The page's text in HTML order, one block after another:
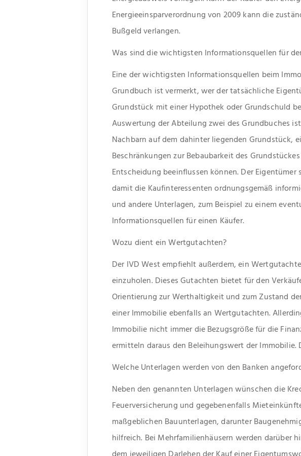
Energieeinsparverordnung von 2009 kann die
Bußgeld verlangen.
Was sind die wichtigsten Informationsquellen für
Eine der wichtigsten Informationsquellen beim
Grundbuch ist vermerkt, wer der tatsächliche
Grundstück mit einer Hypothek oder Grundschuld
Auswertung der Abteilung zwei des Grundbuches
Nachbarn auf dem dahinter liegenden Grundstück,
Beschränkungen zur Bebaubarkeit des
Entscheidung beeinflussen können. Der
damit die Kaufinteressenten ordnungsgemäß
und andere Unterlagen, zum Beispiel zu einem
Informationsquellen für einen Käufer.
Wozu dient ein Wertgutachten?
Der IVD West empfiehlt außerdem, ein
einzuholen. Dieses Gutachten bietet für den
Orientierung zur Werthaltigkeit und zum Zustand
einer Immobilie ebenfalls an Wertgutachten.
Immobilie nicht immer die Bezugsgröße für die
ermitteln daraus den Beleihungswert der
Welche Unterlagen werden von den Banken
Neben den genannten Unterlagen wünschen die
Feuerversicherung und gegebenenfalls
maßgeblichen Bauunterlagen, darunter
hilfreich. Bei Mehrfamilienhäusern werden darüber